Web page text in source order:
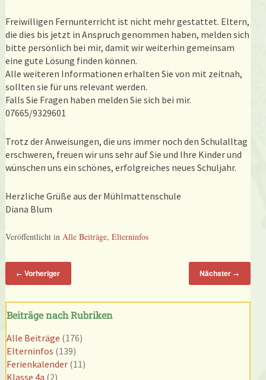
Freiwilligen Fernunterricht ist nicht mehr gestattet. Eltern,
die dies bis jetzt in Anspruch genommen haben, melden sich
bitte persönlich bei mir, damit wir weiterhin gemeinsam
eine gute Lösung finden können.
Alle weiteren Informationen erhalten Sie von mit zeitnah,
sollten sie für uns relevant werden.
Falls Sie Fragen haben melden Sie sich bei mir.
07665/9329601
Trotz der Anweisungen, die uns immer noch den Schulalltag
erschweren, freuen wir uns sehr auf Sie und Ihre Kinder und
wünschen uns ein schönes, erfolgreiches neues Schuljahr.
Herzliche Grüße aus der Mühlmattenschule
Diana Blum
Veröffentlicht in Alle Beiträge, Elterninfos
← Vorheriger Nächster →
Beiträge nach Rubriken
Alle Beiträge (176)
Elterninfos (139)
Ferienkalender(11)
Klasse 4a (2)